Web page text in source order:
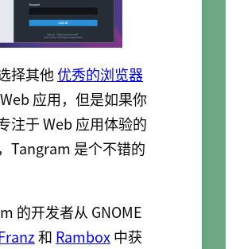
择其他优秀的浏览器
应用，但是如果你
注于 Web 应用体验的
Tangram 是个不错的
的开发者从 GNOME
和 Rambox中获